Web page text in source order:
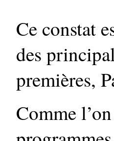
Ce constat
des
premières,
Comme